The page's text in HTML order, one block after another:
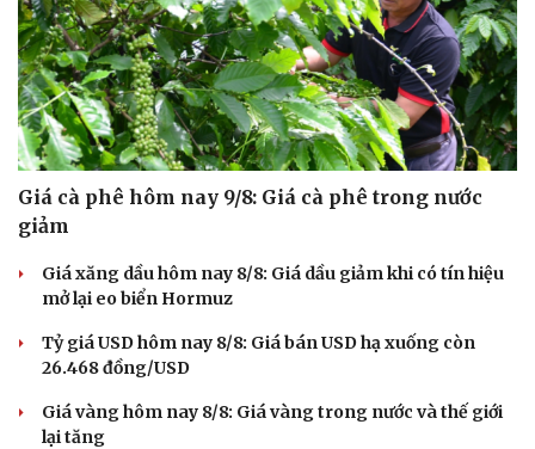
Giá cà phê hôm nay 9/8: Giá cà phê trong nước
giảm
Giá xăng dầu hôm nay 8/8: Giá dầu giảm khi có tín hiệu
mở lại eo biển Hormuz
Tỷ giá USD hôm nay 8/8: Giá bán USD hạ xuống còn
26.468 đồng/USD
Giá vàng hôm nay 8/8: Giá vàng trong nước và thế giới
lại tăng